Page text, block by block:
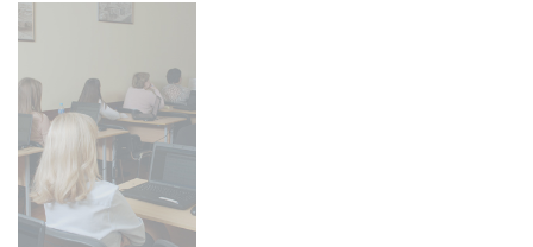
руководством
практикующего
Государственного
Архива и разберутся в
сложных вопросах
электронных архивов.